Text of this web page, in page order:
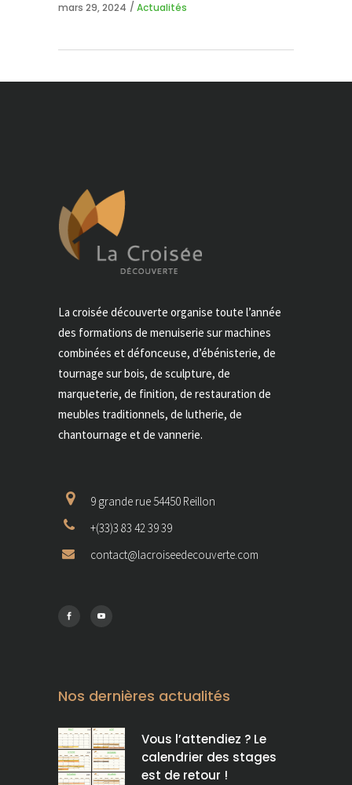
mars 29, 2024 Actualités
La croisée découverte organise toute l’année
des formations de menuiserie sur machines
combinées et défonceuse, d’ébénisterie, de
tournage sur bois, de sculpture, de
marqueterie, de finition, de restauration de
meubles traditionnels, de lutherie, de
chantournage et de vannerie.
9 grande rue 54450 Reillon
+(33)3 83 42 39 39
contact@lacroiseedecouverte.com
Nos dernières actualités
Vous l’attendiez ? Le
calendrier des stages
est de retour !